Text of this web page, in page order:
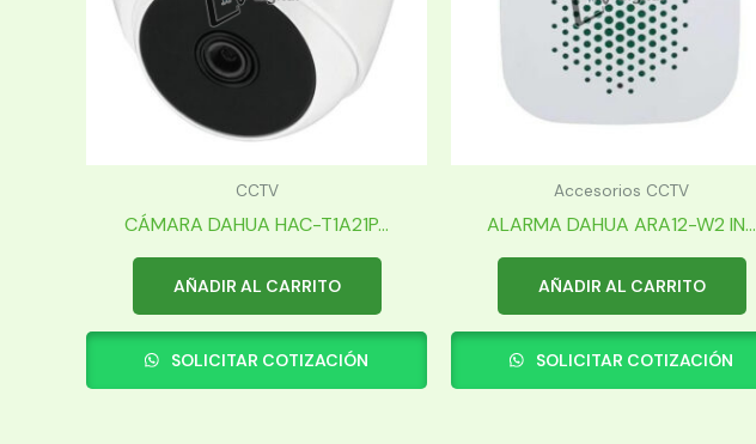
CCTV
CÁMARA DAHUA HAC-T1A21P...
AÑADIR AL CARRITO
SOLICITAR COTIZACIÓN
Accesorios CCTV
ALARMA DAHUA ARA12-W2 IN...
AÑADIR AL CARRITO
SOLICITAR COTIZACIÓN